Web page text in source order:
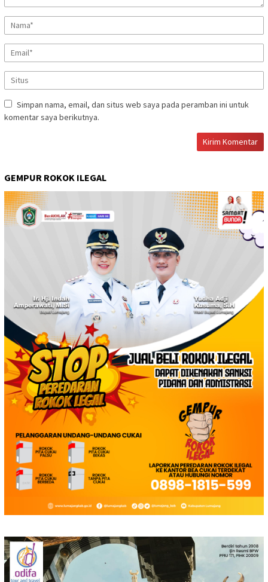
Simpan nama, email, dan situs web saya pada peramban ini untuk
komentar saya berikutnya.
GEMPUR ROKOK ILEGAL